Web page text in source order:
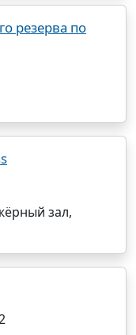
резерва по
зал,